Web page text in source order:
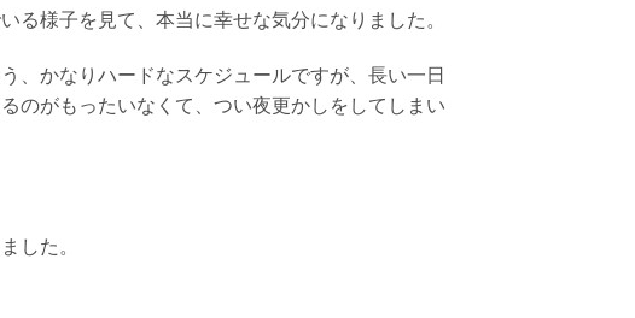
る様子を見て、本当に幸せな気分になりました。
、 かなりハードなスケジュールですが、長い一日
のがもったいなくて、 つい夜更かしをしてしまい
した。